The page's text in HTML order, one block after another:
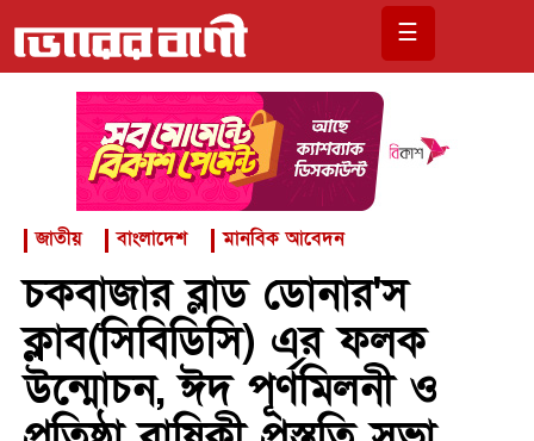
☰
জাতীয় বাংলাদেশ মানবিক আবেদন
চকবাজার ব্লাড ডোনার'স
ক্লাব(সিবিডিসি) এর ফলক
উন্মোচন, ঈদ পূর্ণমিলনী ও